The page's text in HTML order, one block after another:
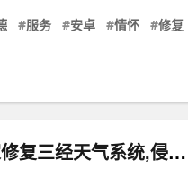
#服务 #安卓 #情怀 #修复
梦幻西游三经脉高度仿官【第三版】独家修复三经天气系统,侵蚀,仿官玩法经典耐玩